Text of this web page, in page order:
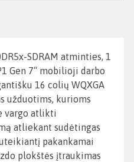
SDRAM atminties, 1
Gen 7“ mobilioji darbo
16 colių WQXGA
užduotims, kurioms
vargo atlikti
atliekant sudėtingas
pakankamai
plokštės įtraukimas